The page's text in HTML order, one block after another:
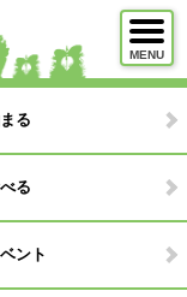
MENU
る
る
ント